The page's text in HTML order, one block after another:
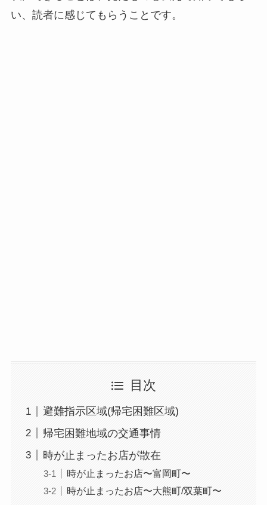
い、読者に感じてもらうことです。
目次
避難指示区域(帰宅困難区域)
帰宅困難地域の交通事情
時が止まったお店が散在
時が止まったお店〜富岡町〜
時が止まったお店〜大熊町/双葉町〜